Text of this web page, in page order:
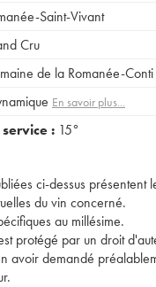
Saint-Vivant
Cru
de la Romanée-Conti
En savoir plus...
: 15°
ci-dessus présentent
du vin concerné.
au millésime.
protégé par un droit
avoir demandé